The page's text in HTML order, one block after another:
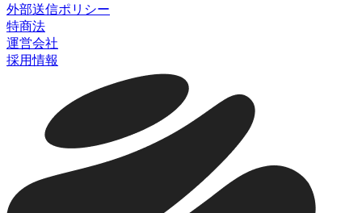
外部送信ポリシー
特商法
運営会社
採用情報